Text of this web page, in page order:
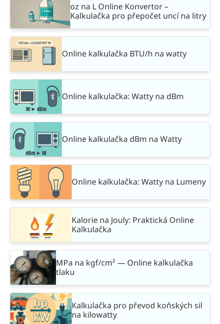
oz na L Online Konvertor –
Kalkulačka pro přepočet uncí na litry
Online kalkulačka BTU/h na watty
Online kalkulačka: Watty na dBm
Online kalkulačka dBm na Watty
Online kalkulačka: Watty na Lumeny
Kalorie na Jouly: Praktická Online
Kalkulačka
MPa na kgf/cm² — Online kalkulačka
tlaku
Kalkulačka pro převod koňských sil
na kilowatty